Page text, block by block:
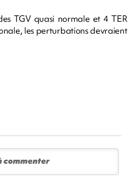
TGV quasi normale et 4 TER
les perturbations devraient